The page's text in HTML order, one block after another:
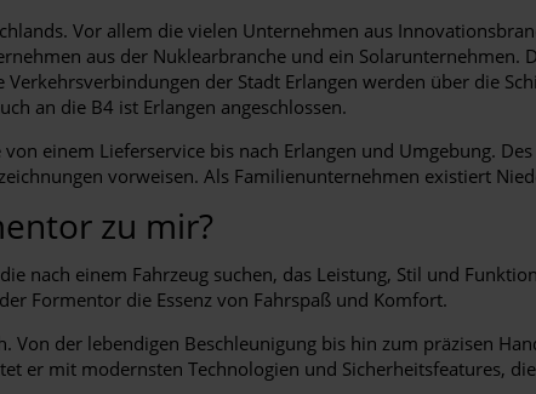
Vor allem die vielen Unternehmen aus
aus der Nuklearbranche und ein
der Stadt Erlangen werden über die
an die B4 ist Erlangen angeschlossen.
einem Lieferservice bis nach Erlangen und Umgebung.
vorweisen. Als Familienunternehmen existiert
zu mir?
nach einem Fahrzeug suchen, das Leistung, Stil und
Formentor die Essenz von Fahrspaß und Komfort.
Von der lebendigen Beschleunigung bis hin zum präzisen
er mit modernsten Technologien und Sicherheitsfeatures,